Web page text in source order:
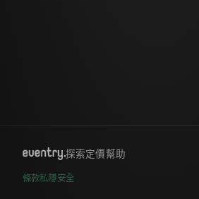
探索定價幫助
條款私隱安全